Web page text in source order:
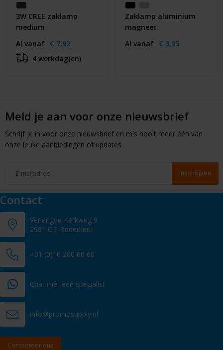
3W CREE zaklamp
medium
Al vanaf € 7,92
4 werkdag(en)
Zaklamp aluminium
magneet
Al vanaf € 3,95
Meld je aan voor onze nieuwsbrief
Schrijf je in voor onze nieuwsbrief en mis nooit meer één van
onze leuke aanbiedingen of updates.
Contact
Verlengde Kerkweg 9
2981 GE Ridderkerk
+31 (0)10 200 60 60
Chat met een specialist
info@promosupply.nl
Contacteer ons